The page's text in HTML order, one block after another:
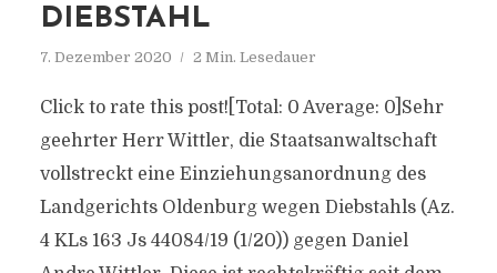
DIEBSTAHL
7. Dezember 2020 2 Min. Lesedauer
Click to rate this post![Total: 0 Average: 0]Sehr
geehrter Herr Wittler, die Staatsanwaltschaft
vollstreckt eine Einziehungsanordnung des
Landgerichts Oldenburg wegen Diebstahls (Az.
4 KLs 163 Js 44084/19 (1/20)) gegen Daniel